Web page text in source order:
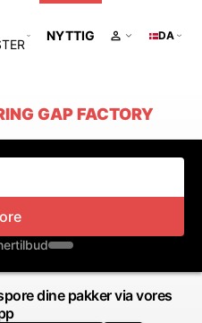
NYTTIG DA
GAP FACTORY
dine pakker via vores